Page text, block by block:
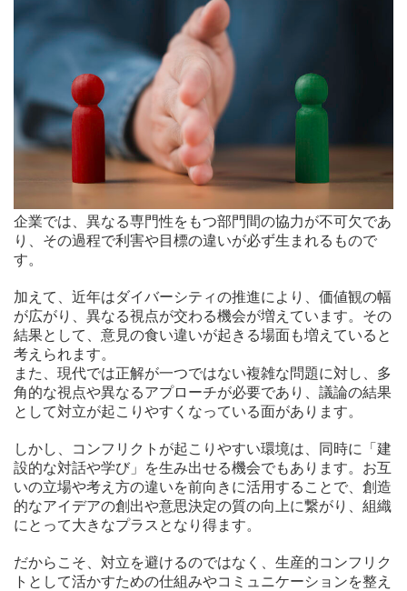
企業では、異なる専門性をもつ部門間の協力が不可欠であ
り、その過程で利害や目標の違いが必ず生まれるもので
す。
加えて、近年はダイバーシティの推進により、価値観の幅
が広がり、異なる視点が交わる機会が増えています。その
結果として、意見の食い違いが起きる場面も増えていると
考えられます。
また、現代では正解が一つではない複雑な問題に対し、多
角的な視点や異なるアプローチが必要であり、議論の結果
として対立が起こりやすくなっている面があります。
しかし、コンフリクトが起こりやすい環境は、同時に「建
設的な対話や学び」を生み出せる機会でもあります。お互
いの立場や考え方の違いを前向きに活用することで、創造
的なアイデアの創出や意思決定の質の向上に繋がり、組織
にとって大きなプラスとなり得ます。
だからこそ、対立を避けるのではなく、生産的コンフリク
トとして活かすための仕組みやコミュニケーションを整え